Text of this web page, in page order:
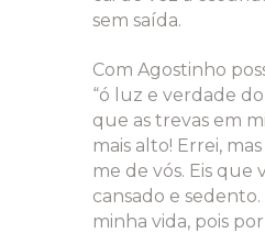
sem saída.
Com Agostinho
“ó luz e verdade
que as trevas em
mais alto! Errei,
me de vós. Eis que
cansado e
minha vida, pois